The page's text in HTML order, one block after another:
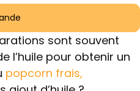
sont souvent
l’huile pour obtenir un
popcorn frais,